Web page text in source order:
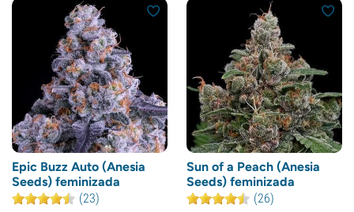
Epic Buzz Auto (Anesia
Seeds) feminizada
(23)
Sun of a Peach (Anesia
Seeds) feminizada
(26)